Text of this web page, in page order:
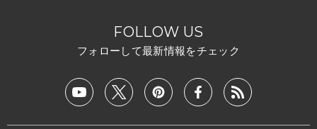
FOLLOW US
フォローして最新情報をチェック